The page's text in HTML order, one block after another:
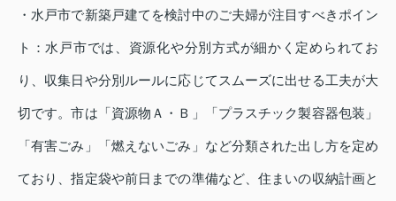
・水戸市で新築戸建てを検討中のご夫婦が注目すべきポイン
ト：水戸市では、資源化や分別方式が細かく定められてお
り、収集日や分別ルールに応じてスムーズに出せる工夫が大
切です。市は「資源物Ａ・Ｂ」「プラスチック製容器包装」
「有害ごみ」「燃えないごみ」など分類された出し方を定め
ており、指定袋や前日までの準備など、住まいの収納計画と